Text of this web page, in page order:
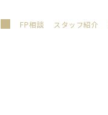
FP相談 スタッフ紹介